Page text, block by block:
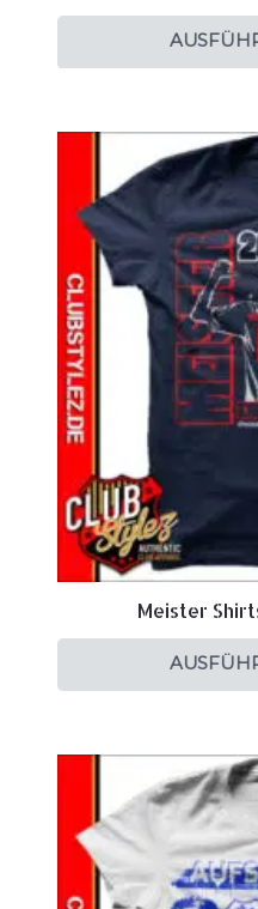
Meister